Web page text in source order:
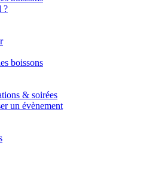
?
boissons
& soirées
un évènement